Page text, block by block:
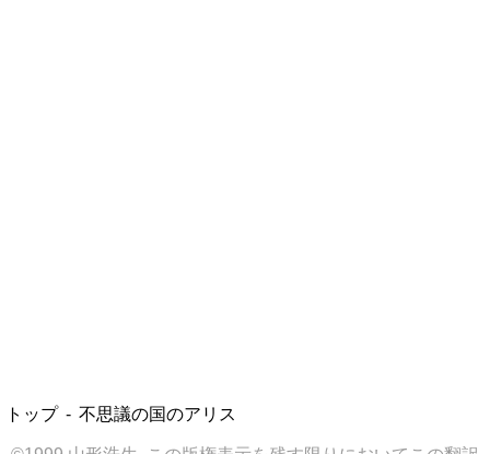
トップ 不思議の国のアリス